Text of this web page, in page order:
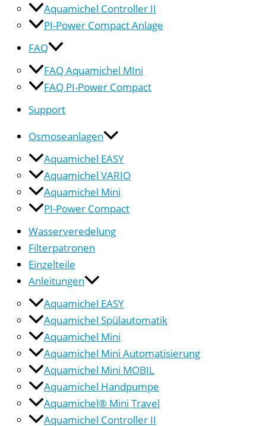
Aquamichel Controller II
PI-Power Compact Anlage
FAQ
FAQ Aquamichel MIni
FAQ PI-Power Compact
Support
Osmoseanlagen
Aquamichel EASY
Aquamichel VARIO
Aquamichel Mini
PI-Power Compact
Wasserveredelung
Filterpatronen
Einzelteile
Anleitungen
Aquamichel EASY
Aquamichel Spülautomatik
Aquamichel Mini
Aquamichel Mini Automatisierung
Aquamichel Mini MOBIL
Aquamichel Handpumpe
Aquamichel® Mini Travel
Aquamichel Controller II